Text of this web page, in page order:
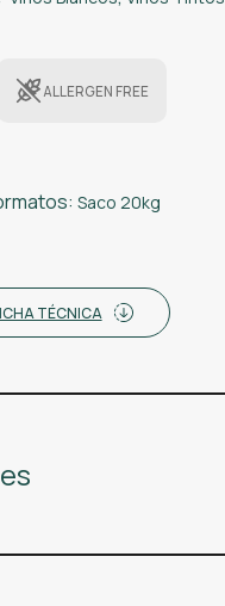
ALLERGEN FREE
Saco 20kg
TÉCNICA